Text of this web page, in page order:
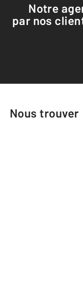
Notre
par nos
Nous trouver